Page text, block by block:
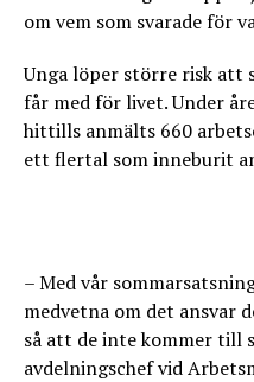
om vem som svarade för
Unga löper större risk att
får med för livet. Under
hittills anmälts 660
ett flertal som inneburit
– Med vår
medvetna om det ansvar
så att de inte kommer till
avdelningschef vid